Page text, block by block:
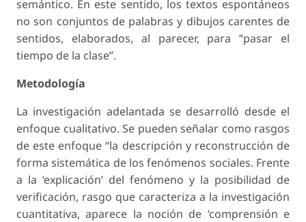
semántico. En este sentido, los textos espontáneos
no son conjuntos de palabras y dibujos carentes de
sentidos, elaborados, al parecer, para “pasar el
tiempo de la clase”.
Metodología
La investigación adelantada se desarrolló desde el
enfoque cualitativo. Se pueden señalar como rasgos
de este enfoque “la descripción y reconstrucción de
forma sistemática de los fenómenos sociales. Frente
a la ‘explicación’ del fenómeno y la posibilidad de
verificación, rasgo que caracteriza a la investigación
cuantitativa, aparece la noción de ‘comprensión e